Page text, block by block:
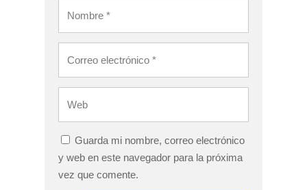
Guarda mi nombre, correo electrónico
y web en este navegador para la próxima
vez que comente.